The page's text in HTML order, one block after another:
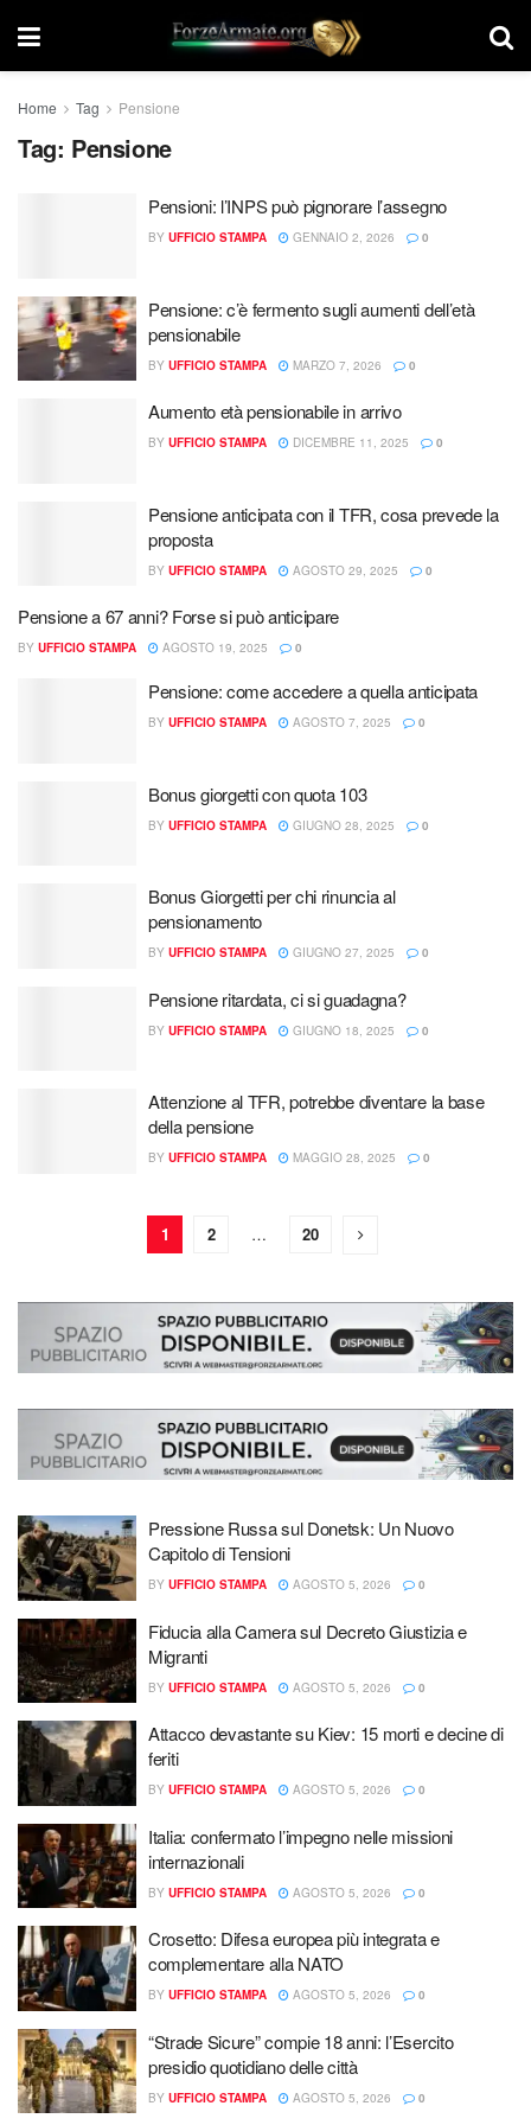
Home Tag Pensione
Tag: Pensione
Pensioni: l’INPS può pignorare l’assegno
BY UFFICIO STAMPA GENNAIO 2, 2026 0
Pensione: c’è fermento sugli aumenti dell’età
pensionabile
BY UFFICIO STAMPA MARZO 7, 2026 0
Aumento età pensionabile in arrivo
BY UFFICIO STAMPA DICEMBRE 11, 2025 0
Pensione anticipata con il TFR, cosa prevede la
proposta
BY UFFICIO STAMPA AGOSTO 29, 2025 0
Pensione a 67 anni? Forse si può anticipare
BY UFFICIO STAMPA AGOSTO 19, 2025 0
Pensione: come accedere a quella anticipata
BY UFFICIO STAMPA AGOSTO 7, 2025 0
Bonus giorgetti con quota 103
BY UFFICIO STAMPA GIUGNO 28, 2025 0
Bonus Giorgetti per chi rinuncia al
pensionamento
BY UFFICIO STAMPA GIUGNO 27, 2025 0
Pensione ritardata, ci si guadagna?
BY UFFICIO STAMPA GIUGNO 18, 2025 0
Attenzione al TFR, potrebbe diventare la base
della pensione
BY UFFICIO STAMPA MAGGIO 28, 2025 0
1 2 … 20
Pressione Russa sul Donetsk: Un Nuovo
Capitolo di Tensioni
BY UFFICIO STAMPA AGOSTO 5, 2026 0
Fiducia alla Camera sul Decreto Giustizia e
Migranti
BY UFFICIO STAMPA AGOSTO 5, 2026 0
Attacco devastante su Kiev: 15 morti e decine di
feriti
BY UFFICIO STAMPA AGOSTO 5, 2026 0
Italia: confermato l’impegno nelle missioni
internazionali
BY UFFICIO STAMPA AGOSTO 5, 2026 0
Crosetto: Difesa europea più integrata e
complementare alla NATO
BY UFFICIO STAMPA AGOSTO 5, 2026 0
“Strade Sicure” compie 18 anni: l’Esercito
presidio quotidiano delle città
BY UFFICIO STAMPA AGOSTO 5, 2026 0